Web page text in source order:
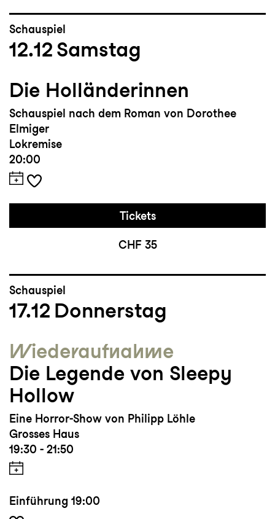
Schauspiel
12.12 Samstag
Die Holländerinnen
Schauspiel nach dem Roman von Dorothee
Elmiger
Lokremise
20:00
Tickets
CHF 35
Schauspiel
17.12 Donnerstag
Wieder­aufnahme
Die Legende von Sleepy
Hollow
Eine Horror-Show von Philipp Löhle
Grosses Haus
19:30 - 21:50
Einführung 19:00